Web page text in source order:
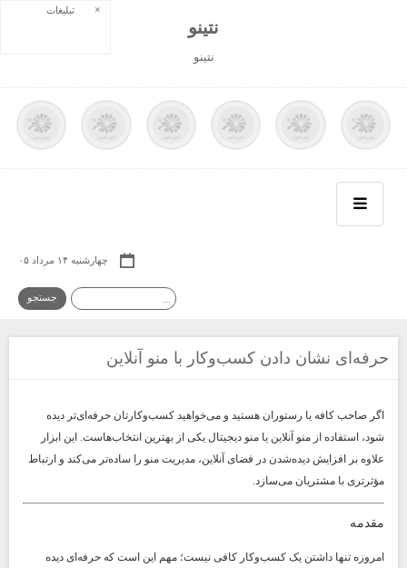
نتينو
نتينو
چهارشنبه ۱۴ مرداد ۰۵
حرفه‌ای نشان دادن کسب‌وکار با منو آنلاین
اگر صاحب کافه یا رستوران هستید و می‌خواهید کسب‌وکارتان حرفه‌ای‌تر دیده
شود، استفاده از منو آنلاین یا منو دیجیتال یکی از بهترین انتخاب‌هاست. این ابزار
علاوه بر افزایش دیده‌شدن در فضای آنلاین، مدیریت منو را ساده‌تر می‌کند و ارتباط
مؤثرتری با مشتریان می‌سازد.
مقدمه
امروزه تنها داشتن یک کسب‌وکار کافی نیست؛ مهم این است که حرفه‌ای دیده
تبلیغات ×